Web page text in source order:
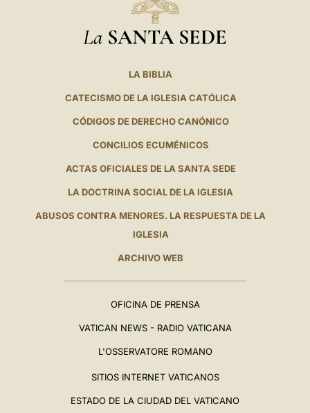
La SANTA SEDE
LA BIBLIA
CATECISMO DE LA IGLESIA CATÓLICA
CÓDIGOS DE DERECHO CANÓNICO
CONCILIOS ECUMÉNICOS
ACTAS OFICIALES DE LA SANTA SEDE
LA DOCTRINA SOCIAL DE LA IGLESIA
ABUSOS CONTRA MENORES. LA RESPUESTA DE LA
IGLESIA
ARCHIVO WEB
OFICINA DE PRENSA
VATICAN NEWS - RADIO VATICANA
L'OSSERVATORE ROMANO
SITIOS INTERNET VATICANOS
ESTADO DE LA CIUDAD DEL VATICANO